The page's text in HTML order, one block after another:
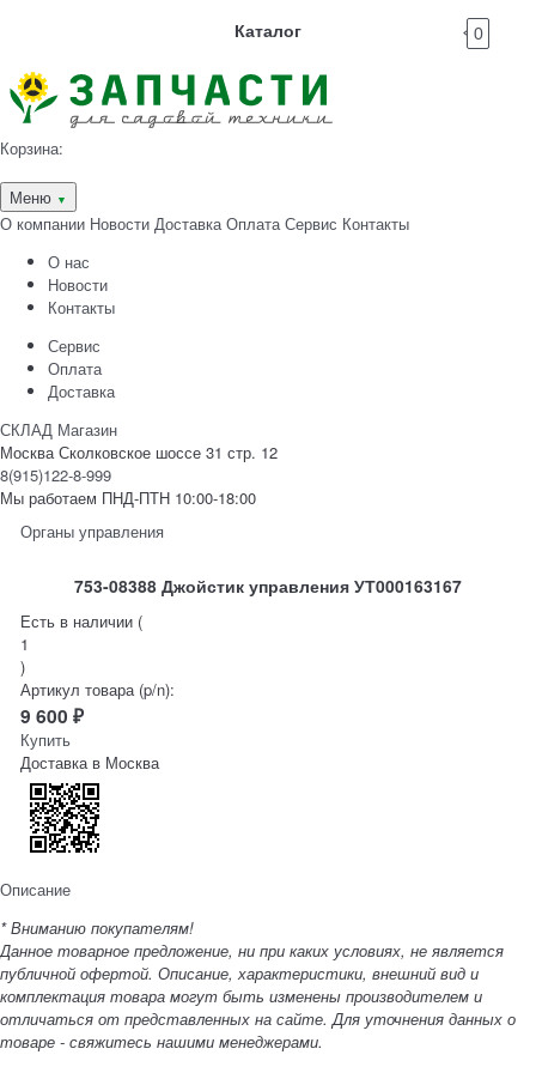
Каталог 0
Корзина:
Меню ▼
О компании Новости Доставка Оплата Сервис Контакты
О нас
Новости
Контакты
Сервис
Оплата
Доставка
СКЛАД Магазин
Москва Сколковское шоссе 31 стр. 12
8(915)122-8-999
Мы работаем ПНД-ПТН 10:00-18:00
Органы управления
753-08388 Джойстик управления УТ000163167
Есть в наличии (
1
)
Артикул товара (p/n):
9 600 ₽
Купить
Доставка в Москва
Описание
* Вниманию покупателям!
Данное товарное предложение, ни при каких условиях, не является
публичной офертой. Описание, характеристики, внешний вид и
комплектация товара могут быть изменены производителем и
отличаться от представленных на сайте. Для уточнения данных о
товаре - свяжитесь нашими менеджерами.